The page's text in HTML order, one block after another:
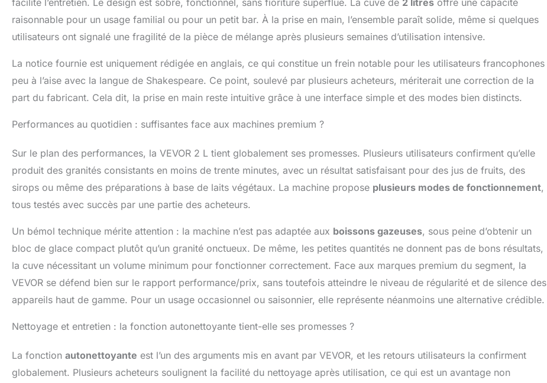
recettes et offre une capacité de 2,6 L (88 oz) avec un repère de 1,9 L (64 oz)
sur le corps, soit la limite maximale recommandée pour le remplissage de
liquides Facile à nettoyer : Cette machine à boissons glacées est dotée d'un
profondeur, il suffit de déverrouiller la poignée arrière, de retirer le corps et les
elle est dotée d'un bac d'égouttage amovible en bas pour un nettoyage plus
facile
facilite l’entretien. Le design est sobre, fonctionnel, sans fioriture superflue. La cuve de 2 litres offre une capacité
raisonnable pour un usage familial ou pour un petit bar. À la prise en main, l’ensemble paraît solide, même si quelques
utilisateurs ont signalé une fragilité de la pièce de mélange après plusieurs semaines d’utilisation intensive.
La notice fournie est uniquement rédigée en anglais, ce qui constitue un frein notable pour les utilisateurs francophones
peu à l’aise avec la langue de Shakespeare. Ce point, soulevé par plusieurs acheteurs, mériterait une correction de la
part du fabricant. Cela dit, la prise en main reste intuitive grâce à une interface simple et des modes bien distincts.
Performances au quotidien : suffisantes face aux machines premium ?
Sur le plan des performances, la VEVOR 2 L tient globalement ses promesses. Plusieurs utilisateurs confirment qu’elle
produit des granités consistants en moins de trente minutes, avec un résultat satisfaisant pour des jus de fruits, des
sirops ou même des préparations à base de laits végétaux. La machine propose plusieurs modes de fonctionnement,
tous testés avec succès par une partie des acheteurs.
Un bémol technique mérite attention : la machine n’est pas adaptée aux boissons gazeuses, sous peine d’obtenir un
bloc de glace compact plutôt qu’un granité onctueux. De même, les petites quantités ne donnent pas de bons résultats,
la cuve nécessitant un volume minimum pour fonctionner correctement. Face aux marques premium du segment, la
VEVOR se défend bien sur le rapport performance/prix, sans toutefois atteindre le niveau de régularité et de silence des
appareils haut de gamme. Pour un usage occasionnel ou saisonnier, elle représente néanmoins une alternative crédible.
Nettoyage et entretien : la fonction autonettoyante tient-elle ses promesses ?
La fonction autonettoyante est l’un des arguments mis en avant par VEVOR, et les retours utilisateurs la confirment
globalement. Plusieurs acheteurs soulignent la facilité du nettoyage après utilisation, ce qui est un avantage non